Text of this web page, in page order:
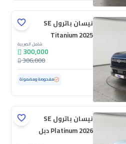
نيسان باترول SE
Titanium 2025
شامل الضريبة
300,000
306,000
مفحوصة ومضمونة
نيسان باترول SE
Platinum 2026 دبل